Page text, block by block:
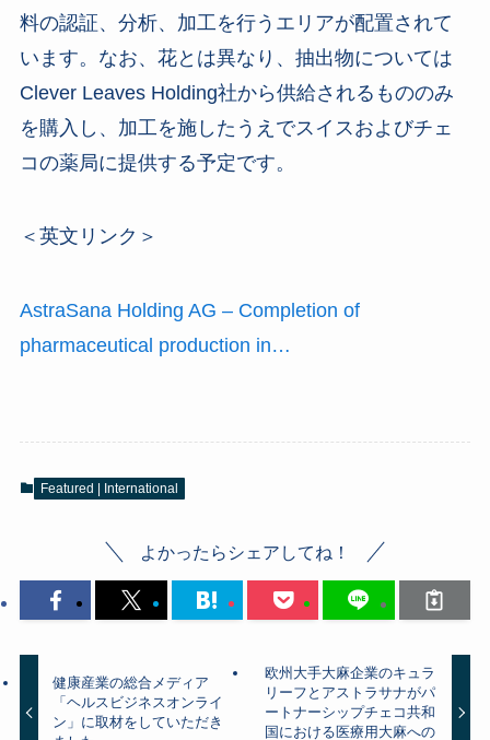
料の認証、分析、加工を行うエリアが配置されて
います。なお、花とは異なり、抽出物については
Clever Leaves Holding社から供給されるもののみ
を購入し、加工を施したうえでスイスおよびチェ
コの薬局に提供する予定です。
＜英文リンク＞
AstraSana Holding AG – Completion of
pharmaceutical production in…
Featured | International
よかったらシェアしてね！
健康産業の総合メディア
「ヘルスビジネスオンライ
ン」に取材をしていただき
欧州大手大麻企業のキュラ
リーフとアストラサナがパ
ートナーシップチェコ共和
国における医療用大麻への